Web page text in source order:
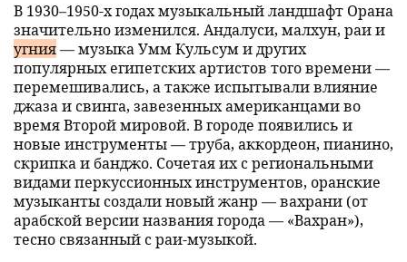
В 1930–1950-х годах музыкальный ландшафт Орана
значительно изменился. Андалуси, малхун, раи и
угния— музыка Умм Кульсум и других
популярных египетских артистов того времени —
перемешивались, а также испытывали влияние
джаза и свинга, завезенных американцами во
время Второй мировой. В городе появились и
новые инструменты — труба, аккордеон, пианино,
скрипка и банджо. Сочетая их с региональными
видами перкуссионных инструментов, оранские
музыканты создали новый жанр — вахрани (от
арабской версии названия города — «Вахран»),
тесно связанный с раи-музыкой.